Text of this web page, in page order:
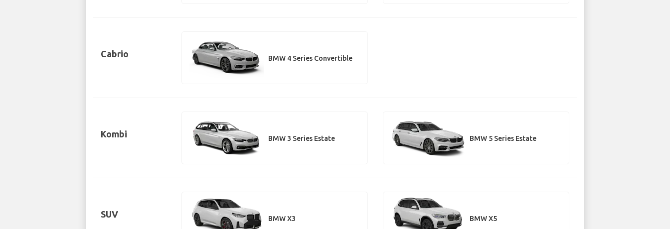
Cabrio BMW 4 Series Convertible
Kombi BMW 3 Series Estate BMW 5 Series Estate
SUV BMW X3 BMW X5